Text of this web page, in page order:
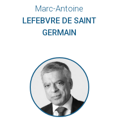
Marc-Antoine
LEFEBVRE DE SAINT
GERMAIN